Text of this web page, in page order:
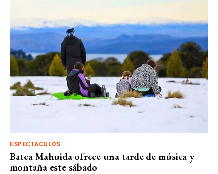
ESPECTÁCULOS
Batea Mahuida ofrece una tarde de música y
montaña este sábado